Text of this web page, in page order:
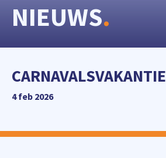
NIEUWS.
CARNAVALSVAKANTIE
4 feb 2026